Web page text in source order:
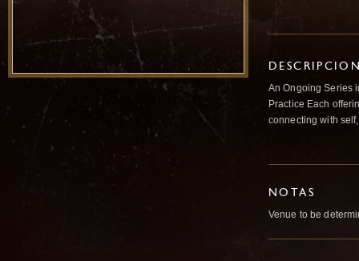
An Ongoing Series
Practice Each
connecting with
NOTAS
Venue to be